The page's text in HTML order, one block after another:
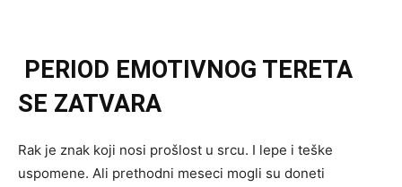
PERIOD EMOTIVNOG TERETA
SE ZATVARA
Rak je znak koji nosi prošlost u srcu. I lepe i teške
uspomene. Ali prethodni meseci mogli su doneti